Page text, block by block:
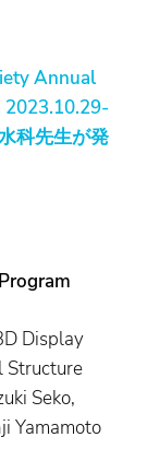
Annual
2023.10.29-
科先生が発
Display
Structure
Seko,
Yamamoto